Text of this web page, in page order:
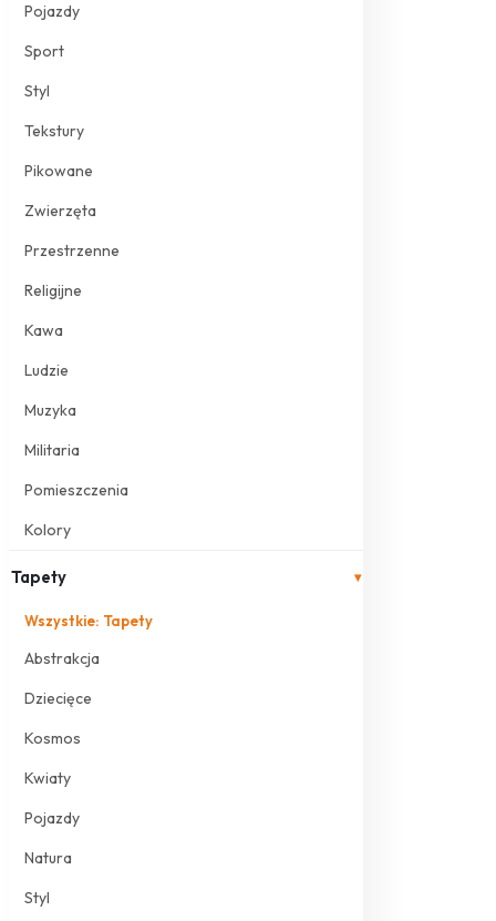
Pojazdy
Sport
Styl
Tekstury
Pikowane
Zwierzęta
Przestrzenne
Religijne
Kawa
Ludzie
Muzyka
Militaria
Pomieszczenia
Kolory
Tapety ▾
Wszystkie: Tapety
Abstrakcja
Dziecięce
Kosmos
Kwiaty
Pojazdy
Natura
Styl